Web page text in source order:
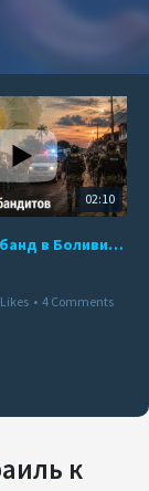
02:10
Беспредел банд в Боливии. Расправы над наркоторговцами
• 4 Comments
к